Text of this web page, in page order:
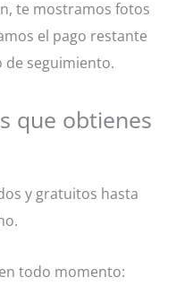
te mostramos fotos
el pago restante
de seguimiento.
que obtienes
y gratuitos hasta
todo momento: